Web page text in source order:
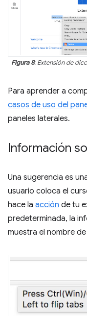
Figura 8: Extensión de
Para aprender a
casos de uso del
paneles laterales.
Información
Una sugerencia es
usuario coloca el
hace la acción de tu
predeterminada, la
muestra el nombre